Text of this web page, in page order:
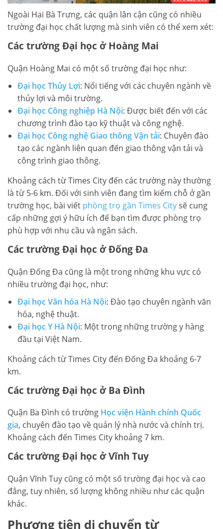
Ngoài Hai Bà Trưng, các quận lân cận cũng có nhiều
trường đại học chất lượng mà sinh viên có thể xem xét:
Các trường Đại học ở Hoàng Mai
Quận Hoàng Mai có một số trường đại học như:
Đại học Thủy Lợi: Nổi tiếng với các chuyên ngành về
thủy lợi và môi trường.
Đại học Công nghiệp Hà Nội: Được biết đến với các
chương trình đào tạo kỹ thuật và công nghệ.
Đại học Công nghệ Giao thông Vận tải: Chuyên đào
tạo các ngành liên quan đến giao thông vận tải và
công trình giao thông.
Khoảng cách từ Times City đến các trường này thường
là từ 5-6 km. Đối với sinh viên đang tìm kiếm chỗ ở gần
trường học, bài viết phòng trọ gần Times Citysẽ cung
cấp những gợi ý hữu ích để bạn tìm được phòng trọ
phù hợp với nhu cầu và ngân sách.
Các trường Đại học ở Đống Đa
Quận Đống Đa cũng là một trong những khu vực có
nhiều trường đại học, như:
Đại học Văn hóa Hà Nội: Đào tạo chuyên ngành văn
hóa, nghệ thuật.
Đại học Y Hà Nội: Một trong những trường y hàng
đầu tại Việt Nam.
Khoảng cách từ Times City đến Đống Đa khoảng 6-7
km.
Các trường Đại học ở Ba Đình
Quận Ba Đình có trường Học viện Hành chính Quốc
gia, chuyên đào tạo về quản lý nhà nước và chính trị.
Khoảng cách đến Times City khoảng 7 km.
Các trường Đại học ở Vĩnh Tuy
Quận Vĩnh Tuy cũng có một số trường đại học và cao
đẳng, tuy nhiên, số lượng không nhiều như các quận
khác.
Phương tiện di chuyển từ